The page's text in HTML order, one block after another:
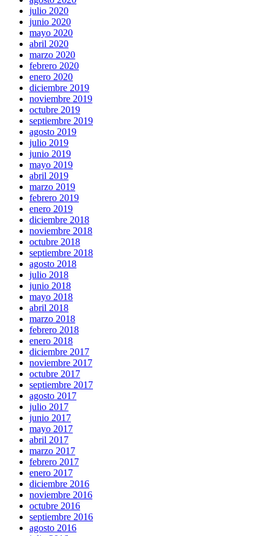
julio 2020
junio 2020
mayo 2020
abril 2020
marzo 2020
febrero 2020
enero 2020
diciembre 2019
noviembre 2019
octubre 2019
septiembre 2019
agosto 2019
julio 2019
junio 2019
mayo 2019
abril 2019
marzo 2019
febrero 2019
enero 2019
diciembre 2018
noviembre 2018
octubre 2018
septiembre 2018
agosto 2018
julio 2018
junio 2018
mayo 2018
abril 2018
marzo 2018
febrero 2018
enero 2018
diciembre 2017
noviembre 2017
octubre 2017
septiembre 2017
agosto 2017
julio 2017
junio 2017
mayo 2017
abril 2017
marzo 2017
febrero 2017
enero 2017
diciembre 2016
noviembre 2016
octubre 2016
septiembre 2016
agosto 2016